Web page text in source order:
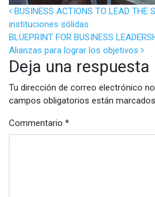
POST NAVIGATION
BUSINESS ACTIONS TO LEAD THE
instituciones sólidas
BLUEPRINT FOR BUSINESS
Alianzas para lograr los objetivos
Deja una respuesta
Tu dirección de correo electrónico
campos obligatorios están
Commentario *